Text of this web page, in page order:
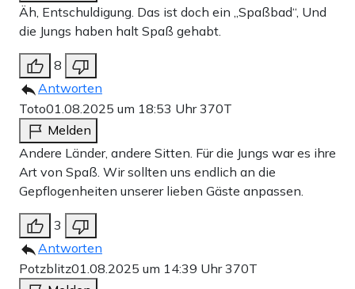
Äh, Entschuldigung. Das ist doch ein „Spaßbad“, Und
die Jungs haben halt Spaß gehabt.
8
Antworten
Toto01.08.2025 um 18:53 Uhr370T
Melden
Andere Länder, andere Sitten. Für die Jungs war es ihre
Art von Spaß. Wir sollten uns endlich an die
Gepflogenheiten unserer lieben Gäste anpassen.
3
Antworten
Potzblitz01.08.2025 um 14:39 Uhr370T